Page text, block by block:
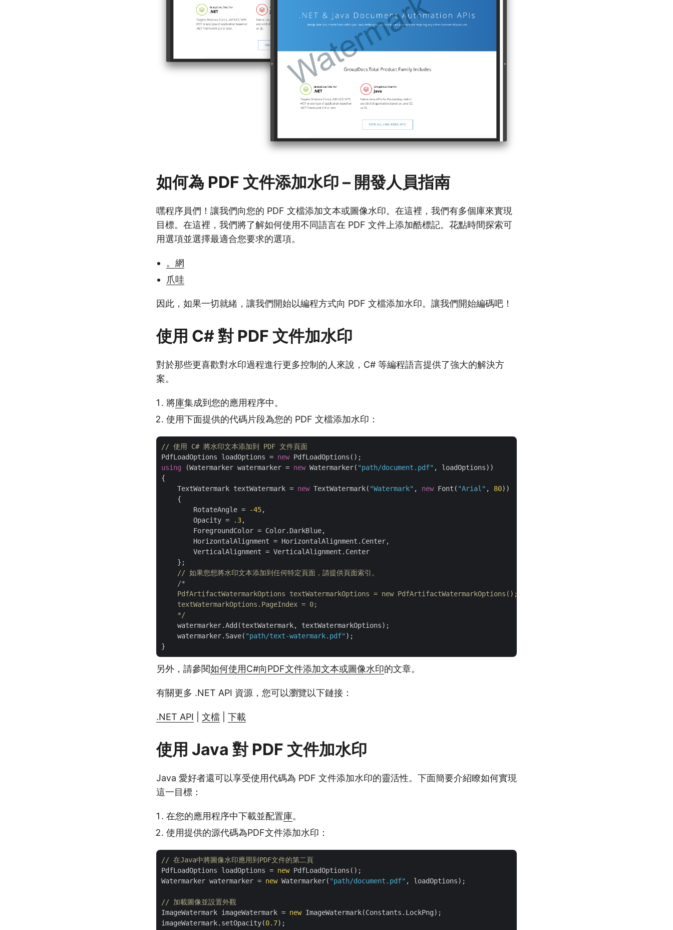
如何為 PDF 文件添加水印 – 開發人員指南
嘿程序員們！讓我們向您的 PDF 文檔添加文本或圖像水印。在這裡，我們有多個庫來實現
目標。在這裡，我們將了解如何使用不同語言在 PDF 文件上添加酷標記。花點時間探索可
用選項並選擇最適合您要求的選項。
。網
爪哇
因此，如果一切就緒，讓我們開始以編程方式向 PDF 文檔添加水印。讓我們開始編碼吧！
使用 C# 對 PDF 文件加水印
對於那些更喜歡對水印過程進行更多控制的人來說，C# 等編程語言提供了強大的解決方
案。
將庫集成到您的應用程序中。
使用下面提供的代碼片段為您的 PDF 文檔添加水印：
// 使用 C# 將水印文本添加到 PDF 文件頁面
PdfLoadOptions loadOptions = new
using (Watermarker watermarker = new Watermarker( "path/document.pdf" , loadOptions))
{
    TextWatermark textWatermark =
new TextWatermark( "Watermark" , new Font( "Arial" , 80))
    {
        RotateAngle =
-45,
        Opacity =
.3,
        ForegroundColor = Color.DarkBlue,
        HorizontalAlignment = HorizontalAlignment.Center,
        VerticalAlignment = VerticalAlignment.Center
    };
// 如果您想將水印文本添加到任何特定頁面，請提供頁面索引。
/*
    PdfArtifactWatermarkOptions textWatermarkOptions = new PdfArtifactWatermarkOptions();
    textWatermarkOptions.PageIndex = 0;
    */
    watermarker.Add(textWatermark, textWatermarkOptions);
    watermarker.Save(
"path/text-watermark.pdf" );
另外，請參閱如何使用C#向PDF文件添加文本或圖像水印的文章。
有關更多 .NET API 資源，您可以瀏覽以下鏈接：
.NET API 文檔 下載
使用 Java 對 PDF 文件加水印
Java 愛好者還可以享受使用代碼為 PDF 文件添加水印的靈活性。下面簡要介紹瞭如何實現
這一目標：
在您的應用程序中下載並配置庫。
使用提供的源代碼為PDF文件添加水印：
// 在Java中將圖像水印應用到PDF文件的第二頁
PdfLoadOptions loadOptions = new PdfLoadOptions();
Watermarker watermarker = new Watermarker( "path/document.pdf" , loadOptions);
// 加載圖像並設置外觀
ImageWatermark imageWatermark = new ImageWatermark(Constants.LockPng);
imageWatermark.setOpacity(0.7);